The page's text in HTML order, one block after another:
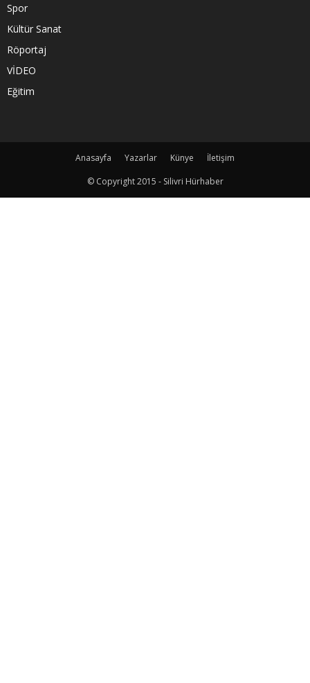
Spor
Kültür Sanat
Röportaj
VİDEO
Eğitim
Anasayfa Yazarlar Künye
İletişim
© Copyright 2015 - Silivri Hürhaber